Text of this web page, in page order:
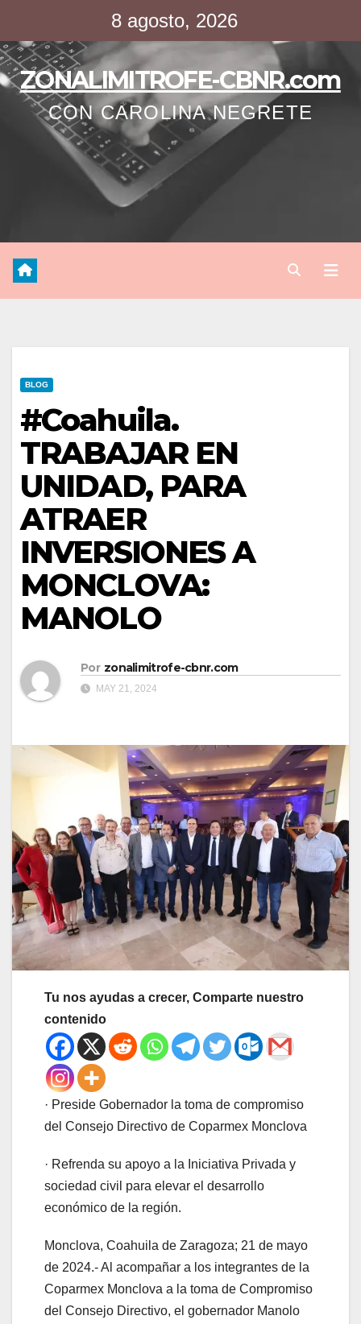
contenido
8 agosto, 2026
ZONALIMITROFE-CBNR.com
CON CAROLINA NEGRETE
BLOG
#Coahuila.
TRABAJAR EN
UNIDAD, PARA
ATRAER
INVERSIONES A
MONCLOVA:
MANOLO
Por zonalimitrofe-cbnr.com
MAY 21, 2024
Tu nos ayudas a crecer, Comparte nuestro
contenido
· Preside Gobernador la toma de compromiso
del Consejo Directivo de Coparmex Monclova
· Refrenda su apoyo a la Iniciativa Privada y
sociedad civil para elevar el desarrollo
económico de la región.
Monclova, Coahuila de Zaragoza; 21 de mayo
de 2024.- Al acompañar a los integrantes de la
Coparmex Monclova a la toma de Compromiso
del Consejo Directivo, el gobernador Manolo